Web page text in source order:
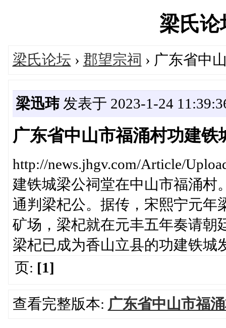
梁氏
梁氏论坛 › 郡望宗祠 › 广东省中
梁迅玮发表于 2023-1-24
广东省中山市福涌村功建铁
http://news.jhgv.com/Article/
建铁城梁公祠堂在中山市福涌村
通判梁杞公。据传，宋熙宁元年
矿场，梁杞就在元丰五年奏请朝
梁杞已成为香山立县的功建铁城
页: [1]
查看完整版本: 广东省中山市福